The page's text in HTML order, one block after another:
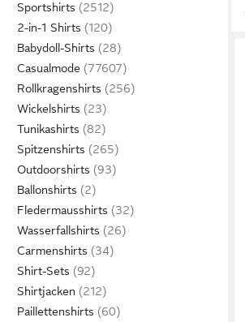
Sportshirts
2-in-1 Shirts
Babydoll-Shirts
Casualmode
Rollkragenshirts
Wickelshirts
Tunikashirts
Spitzenshirts
Outdoorshirts
Ballonshirts
Fledermausshirts
Wasserfallshirts
Carmenshirts
Shirt-Sets
Shirtjacken
Paillettenshirts